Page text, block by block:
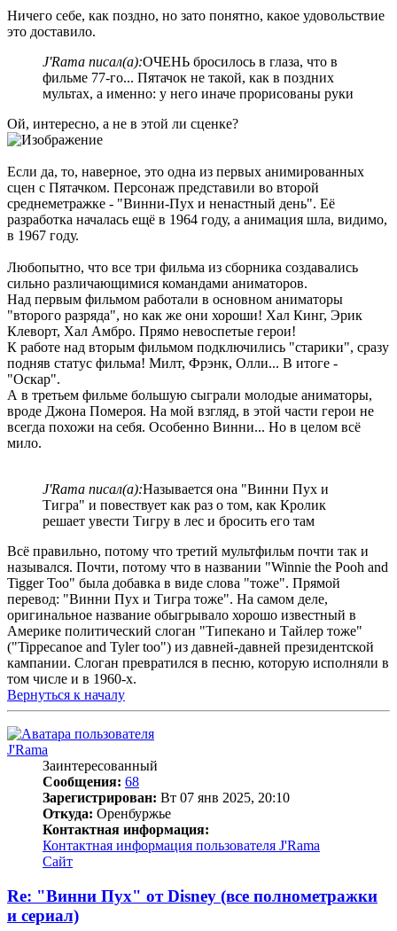
Ничего себе, как поздно, но зато понятно, какое удовольствие
это доставило.
J'Rama писал(а):ОЧЕНЬ бросилось в глаза, что в
фильме 77-го... Пятачок не такой, как в поздних
мультах, а именно: у него иначе прорисованы руки
Ой, интересно, а не в этой ли сценке?
Если да, то, наверное, это одна из первых анимированных
сцен с Пятачком. Персонаж представили во второй
среднеметражке - "Винни-Пух и ненастный день". Её
разработка началась ещё в 1964 году, а анимация шла, видимо,
в 1967 году.
Любопытно, что все три фильма из сборника создавались
сильно различающимися командами аниматоров.
Над первым фильмом работали в основном аниматоры
"второго разряда", но как же они хороши! Хал Кинг, Эрик
Клеворт, Хал Амбро. Прямо невоспетые герои!
К работе над вторым фильмом подключились "старики", сразу
подняв статус фильма! Милт, Фрэнк, Олли... В итоге -
"Оскар".
А в третьем фильме большую сыграли молодые аниматоры,
вроде Джона Помероя. На мой взгляд, в этой части герои не
всегда похожи на себя. Особенно Винни... Но в целом всё
мило.
J'Rama писал(а):Называется она "Винни Пух и
Тигра" и повествует как раз о том, как Кролик
решает увести Тигру в лес и бросить его там
Всё правильно, потому что третий мультфильм почти так и
назывался. Почти, потому что в названии "Winnie the Pooh and
Tigger Too" была добавка в виде слова "тоже". Прямой
перевод: "Винни Пух и Тигра тоже". На самом деле,
оригинальное название обыгрывало хорошо известный в
Америке политический слоган "Типекано и Тайлер тоже"
("Tippecanoe and Tyler too") из давней-давней президентской
кампании. Слоган превратился в песню, которую исполняли в
том числе и в 1960-х.
Вернуться к началу
J'Rama
Заинтересованный
Сообщения: 68
Зарегистрирован: Вт 07 янв 2025, 20:10
Откуда: Оренбуржье
Контактная информация:
Контактная информация пользователя J'Rama
Сайт
Re: "Винни Пух" от Disney (все полнометражки
и сериал)